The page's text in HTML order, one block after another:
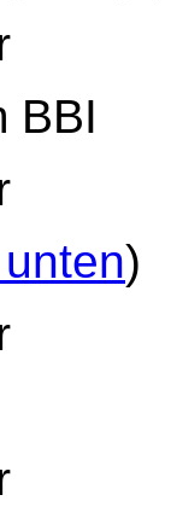
BBI
)